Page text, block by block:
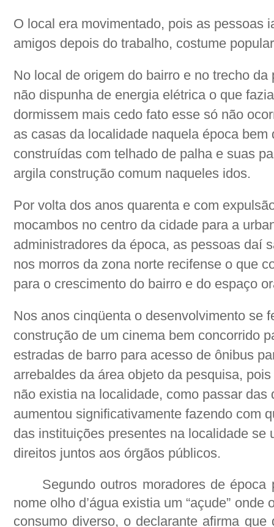
O local era movimentado, pois as pessoas
amigos depois do trabalho, costume
No local de origem do bairro e no trecho
não dispunha de energia elétrica o que
dormissem mais cedo fato esse só não
as casas da localidade naquela época
construídas com telhado de palha e suas
argila construção comum naqueles idos.
Por volta dos anos quarenta e com
mocambos no centro da cidade para a
administradores da época, as pessoas daí
nos morros da zona norte recifense o que
para o crescimento do bairro e do espaço
Nos anos cinqüenta o desenvolvimento se
construção de um cinema bem concorrido
estradas de barro para acesso de ônibus
arrebaldes da área objeto da pesquisa,
não existia na localidade, como passar das
aumentou significativamente fazendo com
das instituições presentes na localidade se
direitos juntos aos órgãos públicos.
Segundo outros moradores de
nome olho d’água existia um “açude”
consumo diverso, o declarante afirma